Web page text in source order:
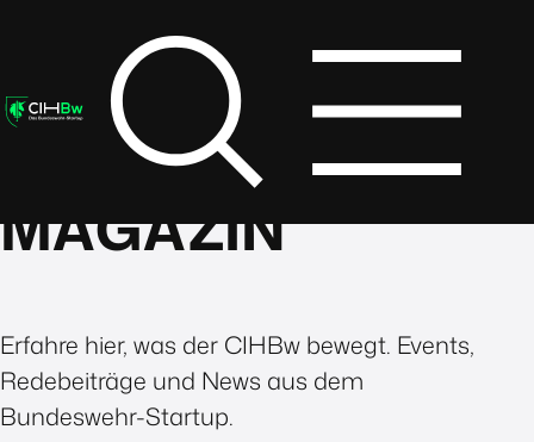
MAGAZIN
Erfahre hier, was der CIHBw bewegt. Events,
Redebeiträge und News aus dem
Bundeswehr-Startup.